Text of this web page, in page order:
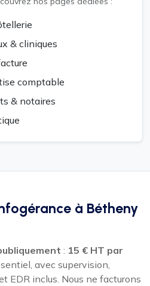
& cliniques
comptable
& notaires
à Bétheny
: 15 € HT par
avec supervision,
EDR inclus. Nous ne facturons